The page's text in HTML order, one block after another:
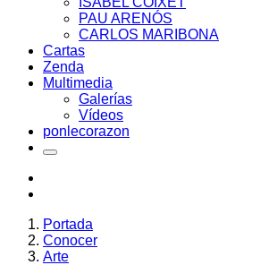
PAU ARENÓS
CARLOS MARIBONA
Cartas
Zenda
Multimedia
Galerías
Vídeos
ponlecorazon
Portada
Conocer
Arte